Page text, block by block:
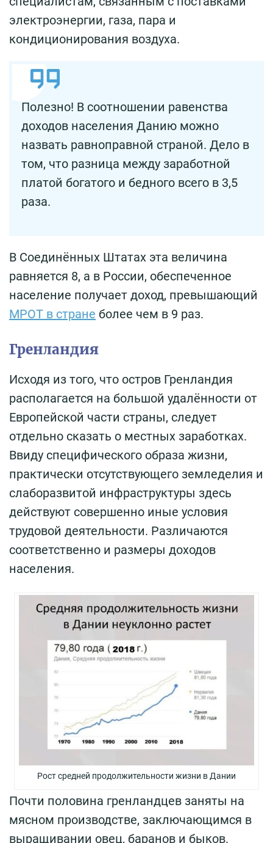
электроэнергии, газа, пара и
кондиционирования воздуха.
Полезно! В соотношении равенства
доходов населения Данию можно
назвать равноправной страной. Дело в
том, что разница между заработной
платой богатого и бедного всего в 3,5
раза.
В Соединённых Штатах эта величина
равняется 8, а в России, обеспеченное
население получает доход, превышающий
МРОТ в стране более чем в 9 раз.
Гренландия
Исходя из того, что остров Гренландия
располагается на большой удалённости от
Европейской части страны, следует
отдельно сказать о местных заработках.
Ввиду специфического образа жизни,
практически отсутствующего земледелия и
слаборазвитой инфраструктуры здесь
действуют совершенно иные условия
трудовой деятельности. Различаются
соответственно и размеры доходов
населения.
Рост средней продолжительности жизни в Дании
Почти половина гренландцев заняты на
мясном производстве, заключающимся в
выращивании овец, баранов и быков.